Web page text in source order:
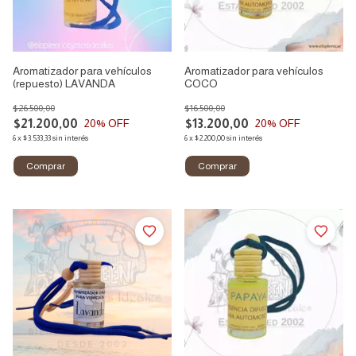
Aromatizador para vehículos
(repuesto) LAVANDA
$21.200,00
$26.500,00
20% OFF
6x$3.533,33sin interés
Aromatizador para vehículos
COCO
$13.200,00
$16.500,00
20% OFF
6x$2.200,00sin interés